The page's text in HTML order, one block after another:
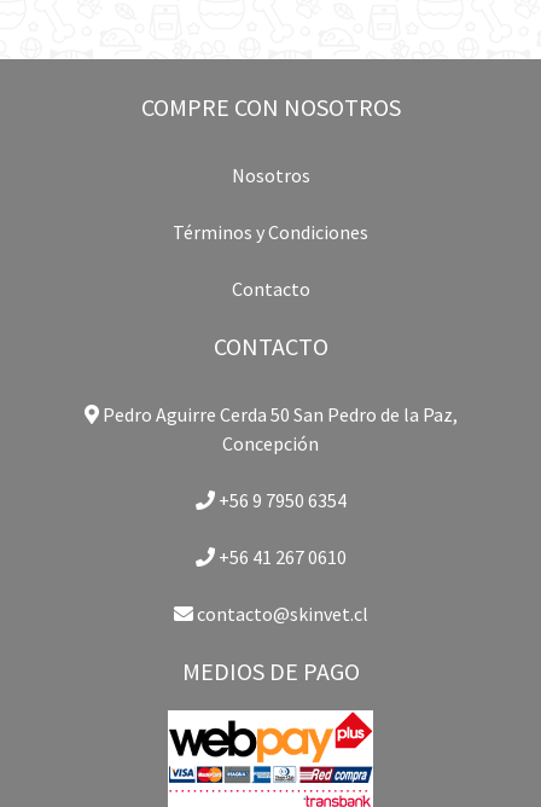
COMPRE CON NOSOTROS
Nosotros
Términos y Condiciones
Contacto
CONTACTO
Pedro Aguirre Cerda 50 San Pedro de la Paz,
Concepción
+56 9 7950 6354
+56 41 267 0610
contacto@skinvet.cl
MEDIOS DE PAGO